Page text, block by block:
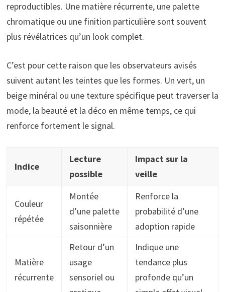
reproductibles. Une matière récurrente, une palette
chromatique ou une finition particulière sont souvent
plus révélatrices qu’un look complet.
C’est pour cette raison que les observateurs avisés
suivent autant les teintes que les formes. Un vert, un
beige minéral ou une texture spécifique peut traverser la
mode, la beauté et la déco en même temps, ce qui
renforce fortement le signal.
Indice
Lecture
possible
Impact sur la
veille
Couleur
répétée
Montée
d’une palette
saisonnière
Renforce la
probabilité d’une
adoption rapide
Matière
récurrente
Retour d’un
usage
sensoriel ou
Indique une
tendance plus
profonde qu’un